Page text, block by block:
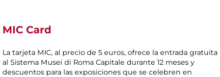
MIC Card
La tarjeta MIC, al precio de 5 euros, ofrece la entrada gratuita
al Sistema Musei di Roma Capitale durante 12 meses y
descuentos para las exposiciones que se celebren en